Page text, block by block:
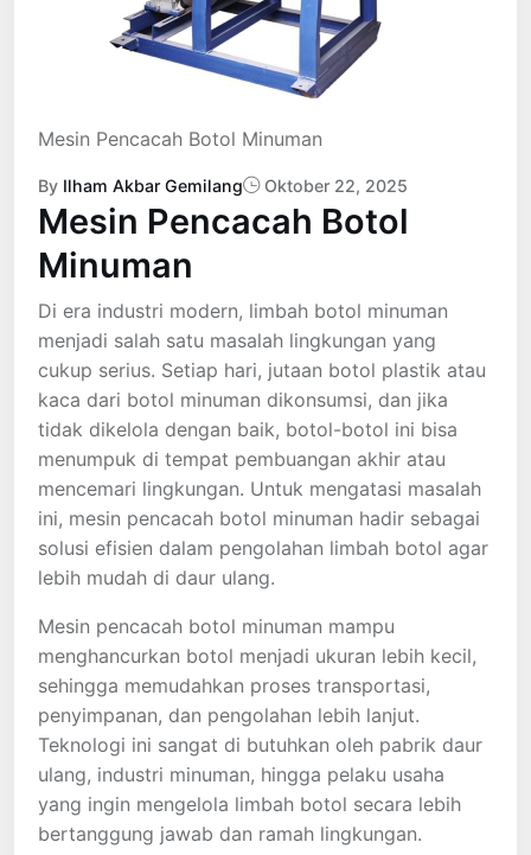
Mesin Pencacah Botol Minuman
By Ilham Akbar Gemilang Oktober 22, 2025
Mesin Pencacah Botol
Minuman
Di era industri modern, limbah botol minuman
menjadi salah satu masalah lingkungan yang
cukup serius. Setiap hari, jutaan botol plastik atau
kaca dari botol minuman dikonsumsi, dan jika
tidak dikelola dengan baik, botol-botol ini bisa
menumpuk di tempat pembuangan akhir atau
mencemari lingkungan. Untuk mengatasi masalah
ini, mesin pencacah botol minuman hadir sebagai
solusi efisien dalam pengolahan limbah botol agar
lebih mudah di daur ulang.
Mesin pencacah botol minuman mampu
menghancurkan botol menjadi ukuran lebih kecil,
sehingga memudahkan proses transportasi,
penyimpanan, dan pengolahan lebih lanjut.
Teknologi ini sangat di butuhkan oleh pabrik daur
ulang, industri minuman, hingga pelaku usaha
yang ingin mengelola limbah botol secara lebih
bertanggung jawab dan ramah lingkungan.